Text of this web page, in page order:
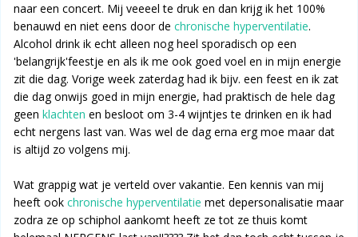
naar een concert. Mij veeeel te druk en dan krijg ik het 100%
benauwd en niet eens door de chronische hyperventilatie.
Alcohol drink ik echt alleen nog heel sporadisch op een
'belangrijk'feestje en als ik me ook goed voel en in mijn energie
zit die dag. Vorige week zaterdag had ik bijv. een feest en ik zat
die dag onwijs goed in mijn energie, had praktisch de hele dag
geen klachten en besloot om 3-4 wijntjes te drinken en ik had
echt nergens last van. Was wel de dag erna erg moe maar dat
is altijd zo volgens mij.
Wat grappig wat je verteld over vakantie. Een kennis van mij
heeft ook chronische hyperventilatie met depersonalisatie maar
zodra ze op schiphol aankomt heeft ze tot ze thuis komt